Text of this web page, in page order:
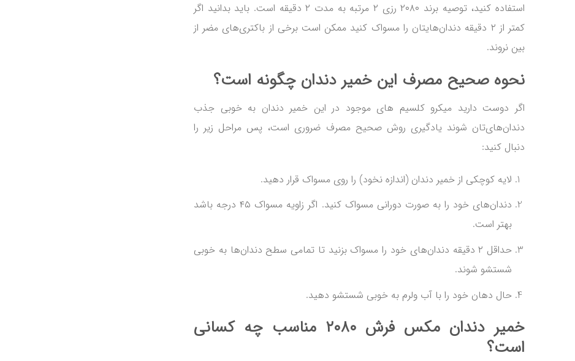
استفاده کنید، توصیه برند ۲۰۸۰ رزی ۲ مرتبه به مدت ۲ دقیقه است. باید بدانید اگر
کمتر از ۲ دقیقه دندان‌هایتان را مسواک کنید ممکن است برخی از باکتری‌های مضر از
بین نروند.
نحوه صحیح مصرف این خمیر دندان چگونه است؟
اگر دوست دارید میکرو کلسیم های موجود در این خمیر دندان به خوبی جذب
دندان‌های‌تان شوند یادگیری روش صحیح مصرف ضروری است، پس مراحل زیر را
دنبال کنید:
لایه کوچکی از خمیر دندان (اندازه نخود) را روی مسواک قرار دهید.
دندان‌های خود را به صورت دورانی مسواک کنید. اگر زاویه مسواک ۴۵ درجه باشد
بهتر است.
حداقل ۲ دقیقه دندان‌های خود را مسواک بزنید تا تمامی سطح دندان‌ها به خوبی
شستشو شوند.
حال دهان خود را با آب ولرم به خوبی شستشو دهید.
خمیر دندان مکس فرش ۲۰۸۰ مناسب چه کسانی
است؟